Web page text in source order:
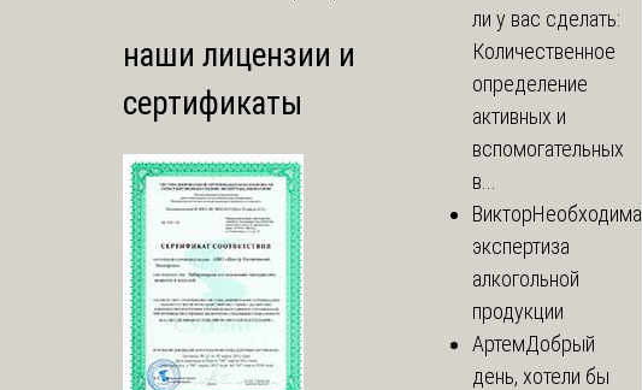
наши лицензии и
сертификаты
ли у вас сделать:
Количественное
определение
активных и
вспомогательных
в...
ВикторНеобходима
экспертиза
алкогольной
продукции
АртемДобрый
день, хотели бы